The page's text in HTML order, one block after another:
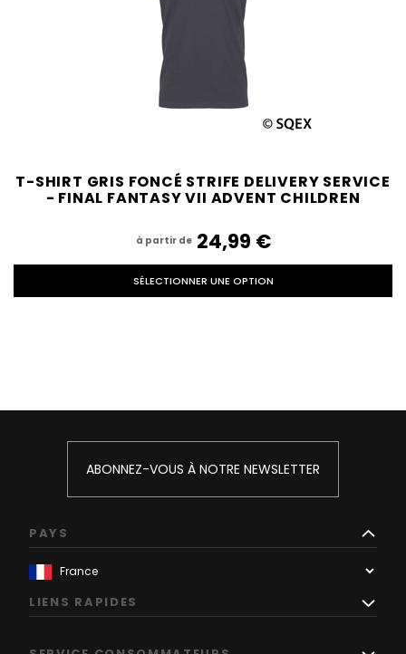
T-SHIRT GRIS FONCÉ STRIFE DELIVERY SERVICE
- FINAL FANTASY VII ADVENT CHILDREN
à partir de 24,99‎ ‎€
SÉLECTIONNER UNE OPTION
ABONNEZ-VOUS À NOTRE NEWSLETTER
PAYS
LIENS RAPIDES